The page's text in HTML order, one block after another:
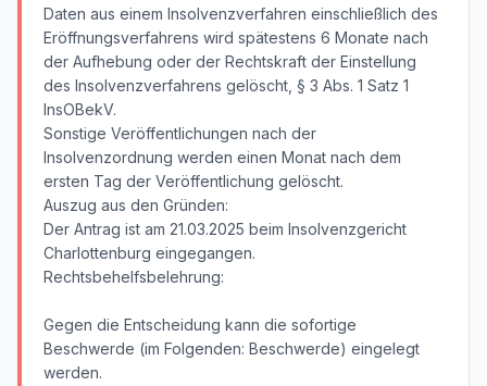
Daten aus einem Insolvenzverfahren einschließlich des
Eröffnungsverfahrens wird spätestens 6 Monate nach
der Aufhebung oder der Rechtskraft der Einstellung
des Insolvenzverfahrens gelöscht, § 3 Abs. 1 Satz 1
InsOBekV.
Sonstige Veröffentlichungen nach der
Insolvenzordnung werden einen Monat nach dem
ersten Tag der Veröffentlichung gelöscht.
Auszug aus den Gründen:
Der Antrag ist am 21.03.2025 beim Insolvenzgericht
Charlottenburg eingegangen.
Rechtsbehelfsbelehrung:
Gegen die Entscheidung kann die sofortige
Beschwerde (im Folgenden: Beschwerde) eingelegt
werden.